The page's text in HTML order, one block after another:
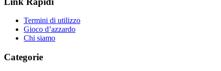
Termini di utilizzo
Gioco d’azzardo
Chi siamo
Categorie